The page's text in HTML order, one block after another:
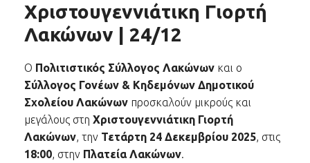
Χριστουγεννιάτικη Γιορτή
Λακώνων | 24/12
Ο Πολιτιστικός Σύλλογος Λακώνων και ο
Σύλλογος Γονέων & Κηδεμόνων Δημοτικού
Σχολείου Λακώνων προσκαλούν μικρούς και
μεγάλους στη Χριστουγεννιάτικη Γιορτή
Λακώνων, την Τετάρτη 24 Δεκεμβρίου 2025, στις
18:00, στην Πλατεία Λακώνων.